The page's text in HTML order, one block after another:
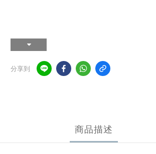
分享到
商品描述